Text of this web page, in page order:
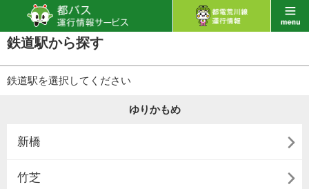
鉄道駅から探す
鉄道駅を選択してください
ゆりかもめ
新橋 
竹芝 